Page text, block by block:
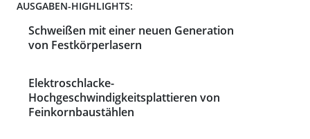
AUSGABEN-HIGHLIGHTS:
Schweißen mit einer neuen Generation
von Festkörperlasern
Elektroschlacke-
Hochgeschwindigkeitsplattieren von
Feinkornbaustählen